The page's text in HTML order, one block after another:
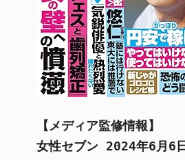
【メディア監修情報】
女性セブン 2024年6月6